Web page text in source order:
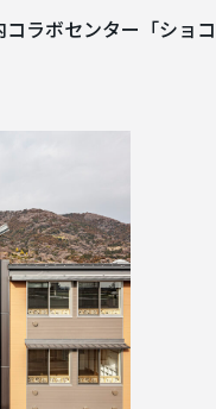
ラボセンター「ショコ